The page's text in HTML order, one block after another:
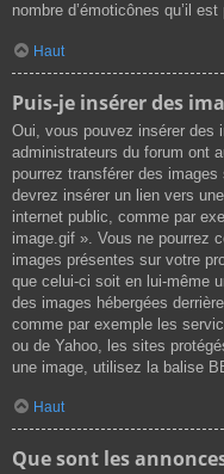
nombre d’émoticônes qu’il
Haut
Puis-je insérer des
Oui, vous pouvez insérer des
administrateurs du forum ont
pourrez transférer des
devrez insérer un lien vers
internet public, comme par
image.gif ». Vous ne pourrez
images présentes sur votre
que celui-ci soit en lui-même
des images hébergées
comme par exemple les
ou de Yahoo, les sites
une image, utilisez la balise
Haut
Que sont les